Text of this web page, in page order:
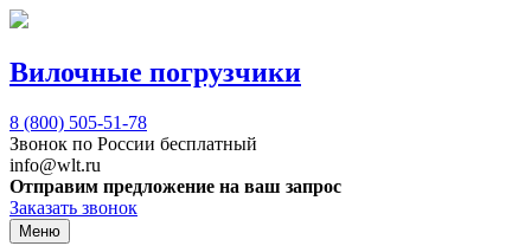
Вилочные погрузчики
8 (800) 505-51-78
Звонок по России бесплатный
info@wlt.ru
Отправим предложение на ваш запрос
Заказать звонок
Меню